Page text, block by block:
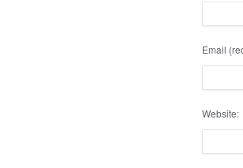
Email
Website: